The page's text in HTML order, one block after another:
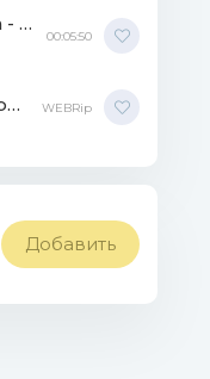
Анна Калашникова - По любви [клип] WEBRip
00:05:50
LOBODA - Пуля-дура [клип] WEBRip WEBRip
Добавить